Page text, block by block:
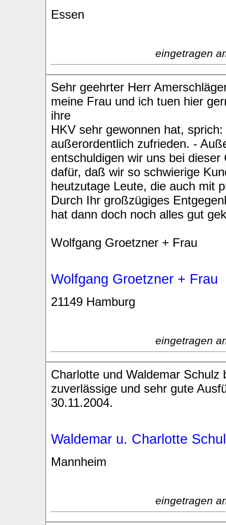
Essen
eingetragen
Sehr geehrter Herr
meine Frau und ich tuen hier
ihre
HKV sehr gewonnen hat,
außerordentlich zufrieden. -
entschuldigen wir uns bei dieser
dafür, daß wir so schwierige
heutzutage Leute, die auch mit
Durch Ihr großzügiges
hat dann doch noch alles gut
Wolfgang Groetzner + Frau
Wolfgang Groetzner + Frau
21149 Hamburg
eingetragen
Charlotte und Waldemar
zuverlässige und sehr gute
30.11.2004.
Waldemar u. Charlotte
Mannheim
eingetragen